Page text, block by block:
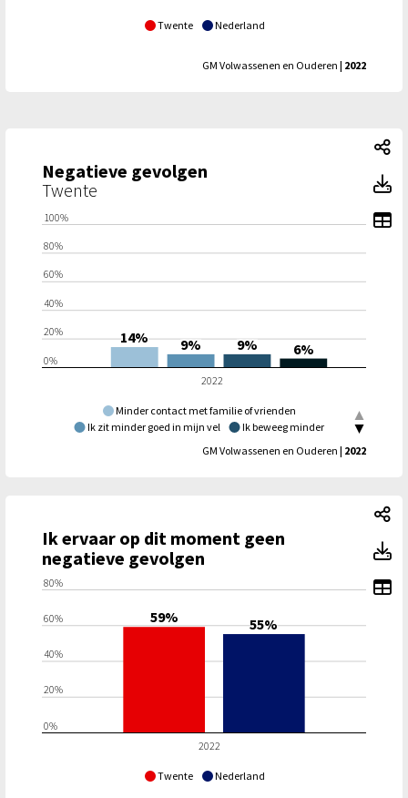
Twente Nederland
GM Volwassenen en Ouderen | 2022
Negatieve gevolgen
Twente
Minder contact met familie of vrienden
Ik zit minder goed in mijn vel
Ik beweeg minder
2022
0%
20%
40%
60%
80%
100%
14% 9% 9% 6%
GM Volwassenen en Ouderen | 2022
Ik ervaar op dit moment geen
negatieve gevolgen
Twente Nederland
2022
0%
20%
40%
60%
80%
59% 55%
Ik